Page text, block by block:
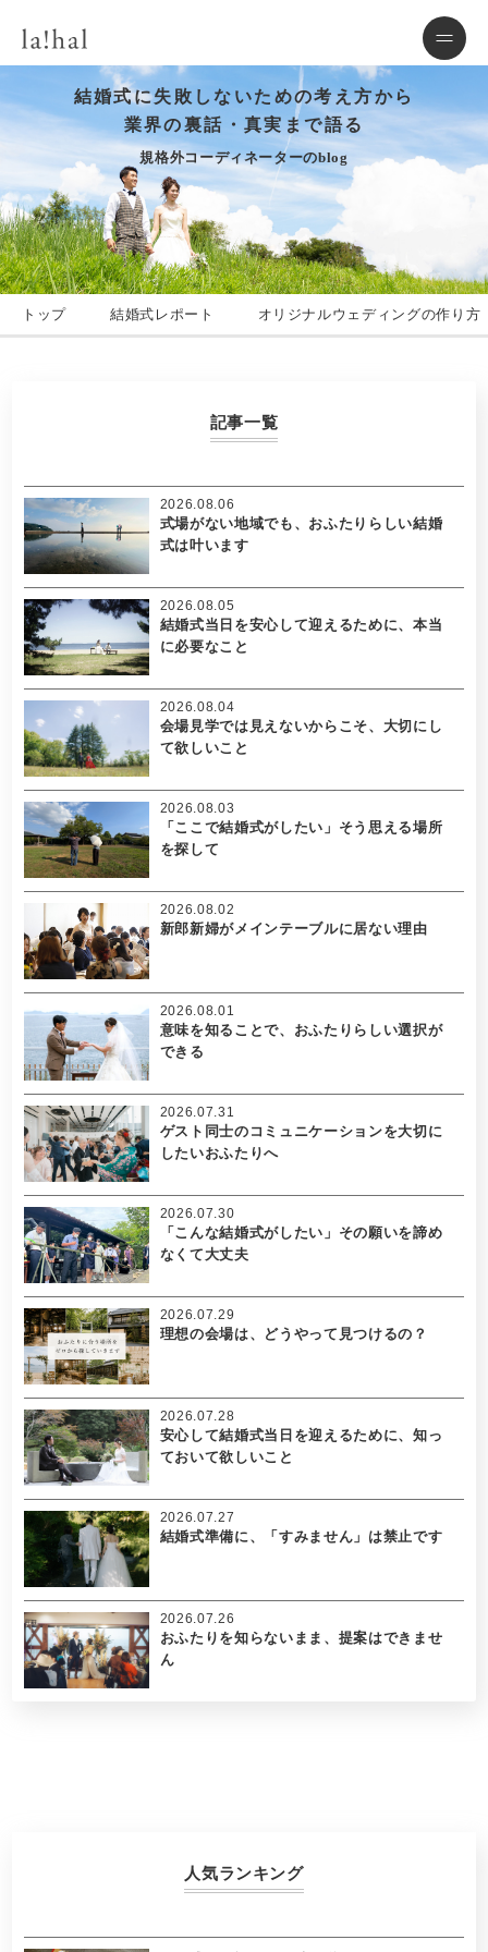
結婚式に失敗しないための考え方から
業界の裏話・真実まで語る
規格外コーディネーターのblog
トップ 結婚式レポート オリジナルウェディングの作り方
記事一覧
式場がない地域でも、おふたりらしい結婚
式は叶います
2026.08.06
結婚式当日を安心して迎えるために、本当
に必要なこと
2026.08.05
会場見学では見えないからこそ、大切にし
て欲しいこと
2026.08.04
「ここで結婚式がしたい」そう思える場所
を探して
2026.08.03
新郎新婦がメインテーブルに居ない理由
2026.08.02
意味を知ることで、おふたりらしい選択が
できる
2026.08.01
ゲスト同士のコミュニケーションを大切に
したいおふたりへ
2026.07.31
「こんな結婚式がしたい」その願いを諦め
なくて大丈夫
2026.07.30
理想の会場は、どうやって見つけるの？
2026.07.29
安心して結婚式当日を迎えるために、知っ
ておいて欲しいこと
2026.07.28
結婚式準備に、「すみません」は禁止です
2026.07.27
おふたりを知らないまま、提案はできませ
ん
2026.07.26
人気ランキング